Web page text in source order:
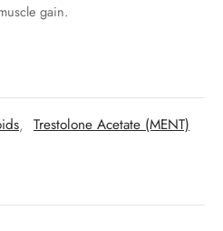
gain.
, Trestolone Acetate (MENT)